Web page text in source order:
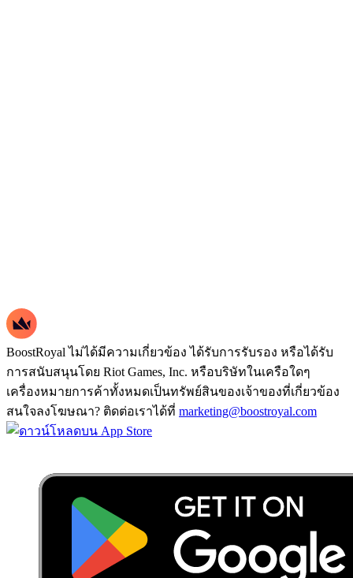
BoostRoyal ไม่ได้มีความเกี่ยวข้อง ได้รับการรับรอง หรือได้รับ
การสนับสนุนโดย Riot Games, Inc. หรือบริษัทในเครือใดๆ
เครื่องหมายการค้าทั้งหมดเป็นทรัพย์สินของเจ้าของที่เกี่ยวข้อง
สนใจลงโฆษณา? ติดต่อเราได้ที่ marketing@boostroyal.com